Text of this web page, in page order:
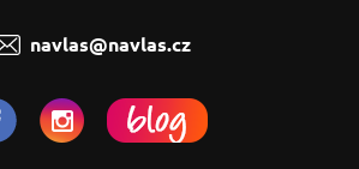
navlas@navlas.cz